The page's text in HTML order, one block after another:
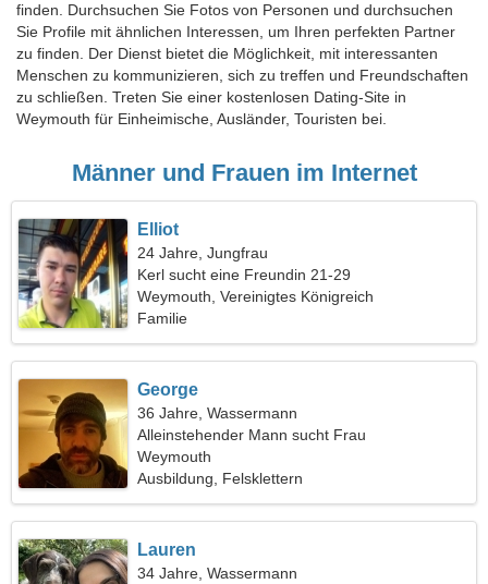
finden. Durchsuchen Sie Fotos von Personen und durchsuchen
Sie Profile mit ähnlichen Interessen, um Ihren perfekten Partner
zu finden. Der Dienst bietet die Möglichkeit, mit interessanten
Menschen zu kommunizieren, sich zu treffen und Freundschaften
zu schließen. Treten Sie einer kostenlosen Dating-Site in
Weymouth für Einheimische, Ausländer, Touristen bei.
Männer und Frauen im Internet
Elliot
24 Jahre, Jungfrau
Kerl sucht eine Freundin 21-29
Weymouth, Vereinigtes Königreich
Familie
George
36 Jahre, Wassermann
Alleinstehender Mann sucht Frau
Weymouth
Ausbildung, Felsklettern
Lauren
34 Jahre, Wassermann